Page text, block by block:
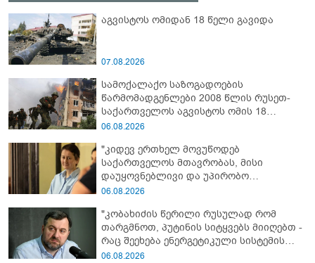
აგვისტოს ომიდან 18 წელი გავიდა
07.08.2026
სამოქალაქო საზოგადოების
წარმომადგენლები 2008 წლის რუსეთ-
საქართველოს აგვისტოს ომის 18
წლისთავთან დაკავშირებით ერთობლივ
06.08.2026
"კიდევ ერთხელ მოვუწოდებ
საქართველოს მთავრობას, მისი
დაუყოვნებლივი და უპირობო
გათავისუფლებისკენ" - რას წერს ეუთო-ს
06.08.2026
"კობახიძის წერილი რუსულად რომ
თარგმნოთ, პუტინის სიტყვებს მიიღებთ -
რაც შეეხება ენერგეტიკული სისტემის
პრობლემას, ნამდვილად ვაპირებ
06.08.2026